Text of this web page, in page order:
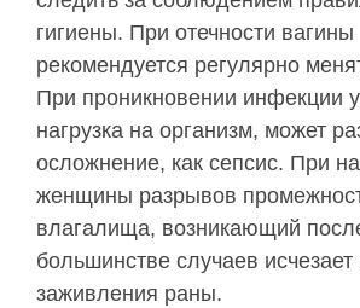
гигиены. При отечности вагины
рекомендуется регулярно
При проникновении инфекции
нагрузка на организм, может
осложнение, как сепсис. При
женщины разрывов
влагалища, возникающий
большинстве случаев исчезает
заживления раны.